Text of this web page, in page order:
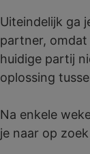
Uiteindelijk ga
partner, omdat
huidige partij
oplossing
Na enkele
je naar op